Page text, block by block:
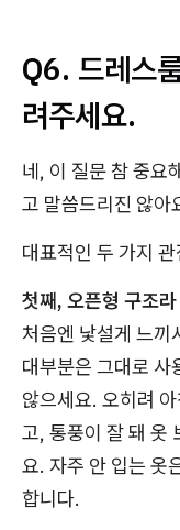
Q6. 드레스
려주세요.
네, 이 질문 참 중
고 말씀드리진 않아
대표적인 두 가지
첫째, 오픈형 구조
처음엔 낯설게 느끼
대부분은 그대로 사
않으세요. 오히려
고, 통풍이 잘 돼 옷
요. 자주 안 입는 옷
합니다.